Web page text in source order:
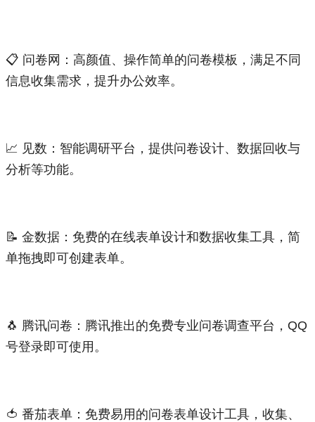
📋 问卷网：高颜值、操作简单的问卷模板，满足不同
信息收集需求，提升办公效率。
📈 见数：智能调研平台，提供问卷设计、数据回收与
分析等功能。
📝 金数据：免费的在线表单设计和数据收集工具，简
单拖拽即可创建表单。
🐧 腾讯问卷：腾讯推出的免费专业问卷调查平台，QQ
号登录即可使用。
🍅 番茄表单：免费易用的问卷表单设计工具，收集、